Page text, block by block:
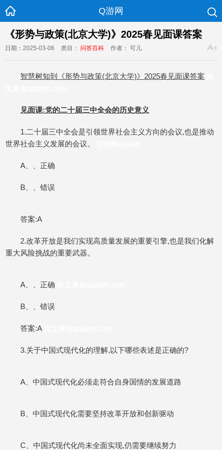
Q游网
《形势与政策(北京大学)》2025春见面课答案
日期：2025-03-06 类目： 问答百科 作者： 可儿
智慧树知到《形势与政策(北京大学)》2025春见面课答案
见面课:党的二十届三中全会的历史意义
1.二十届三中全会是引领世界社会主义方向的会议,也是推动
世界社会主义发展的会议。
A、、正确
B、、错误
答案:A
2.改革开放是我们实现高质量发展的重要引擎,也是我们化解
重大风险挑战的重要武器。
A、、正确
B、、错误
答案:A
3.关于中国式现代化的理解,以下哪些表述是正确的?
A、中国式现代化必须走符合自身国情的发展道路
B、中国式现代化需要坚持改革开放和创新驱动
C、中国式现代化尚未全面实现,仍需要继续努力